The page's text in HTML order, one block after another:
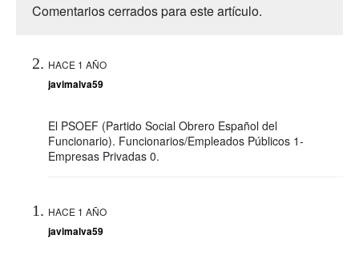
Comentarios cerrados para este artículo.
HACE 1 AÑO
javimalva59
El PSOEF (Partido Social Obrero Español del
Funcionario). Funcionarios/Empleados Públicos 1-
Empresas Privadas 0.
HACE 1 AÑO
javimalva59